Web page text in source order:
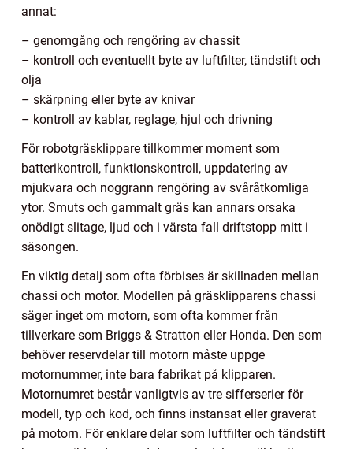
annat:
– genomgång och rengöring av chassit
– kontroll och eventuellt byte av luftfilter, tändstift och
olja
– skärpning eller byte av knivar
– kontroll av kablar, reglage, hjul och drivning
För robotgräsklippare tillkommer moment som
batterikontroll, funktionskontroll, uppdatering av
mjukvara och noggrann rengöring av svåråtkomliga
ytor. Smuts och gammalt gräs kan annars orsaka
onödigt slitage, ljud och i värsta fall driftstopp mitt i
säsongen.
En viktig detalj som ofta förbises är skillnaden mellan
chassi och motor. Modellen på gräsklipparens chassi
säger inget om motorn, som ofta kommer från
tillverkare som Briggs & Stratton eller Honda. Den som
behöver reservdelar till motorn måste uppge
motornummer, inte bara fabrikat på klipparen.
Motornumret består vanligtvis av tre sifferserier för
modell, typ och kod, och finns instansat eller graverat
på motorn. För enklare delar som luftfilter och tändstift